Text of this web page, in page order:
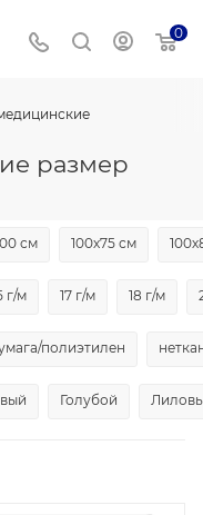
0
размер
см 100х75 см
г/м 17 г/м 18 г/м
полиэтилен
Голубой